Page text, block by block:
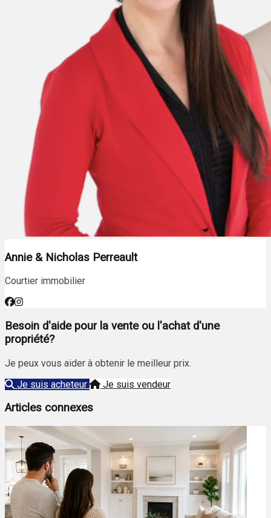
Annie & Nicholas Perreault
Courtier immobilier
Besoin d'aide pour la vente ou l'achat d'une
propriété?
Je peux vous aider à obtenir le meilleur prix.
Je suis acheteur
Je suis vendeur
Articles connexes